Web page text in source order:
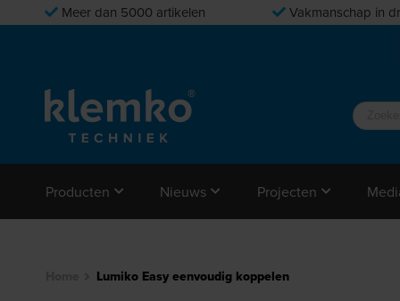
Meer dan 5000 artikelen Vakmanschap in
Producten Nieuws Projecten
Lumiko Easy eenvoudig koppelen